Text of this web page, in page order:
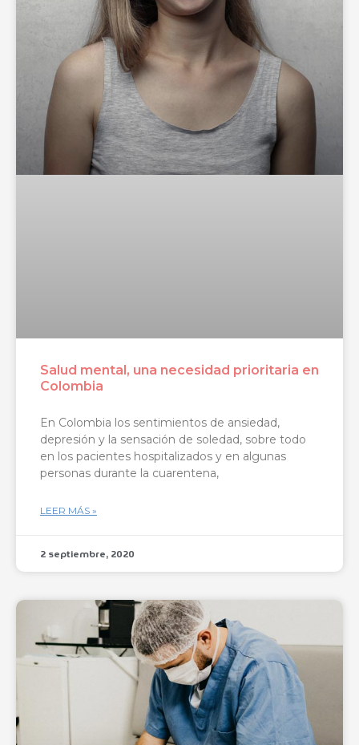
Salud mental, una necesidad prioritaria en
Colombia
En Colombia los sentimientos de ansiedad,
depresión y la sensación de soledad, sobre todo
en los pacientes hospitalizados y en algunas
personas durante la cuarentena,
LEER MÁS »
2 septiembre, 2020